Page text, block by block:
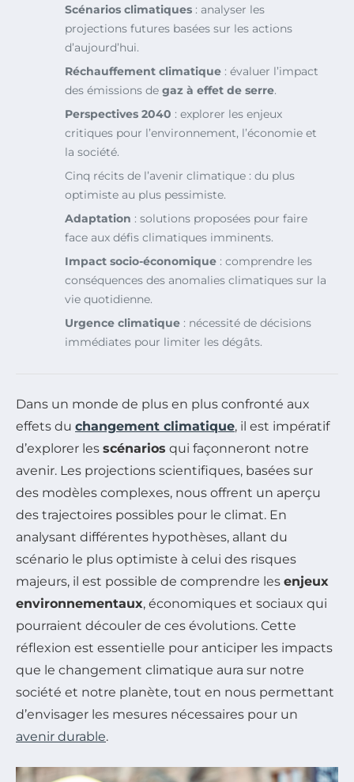
Scénarios climatiques : analyser les
projections futures basées sur les actions
d’aujourd’hui.
Réchauffement climatique : évaluer l’impact
des émissions de gaz à effet de serre.
Perspectives 2040 : explorer les enjeux
critiques pour l’environnement, l’économie et
la société.
Cinq récits de l’avenir climatique : du plus
optimiste au plus pessimiste.
Adaptation : solutions proposées pour faire
face aux défis climatiques imminents.
Impact socio-économique : comprendre les
conséquences des anomalies climatiques sur la
vie quotidienne.
Urgence climatique : nécessité de décisions
immédiates pour limiter les dégâts.
Dans un monde de plus en plus confronté aux
effets du changement climatique, il est impératif
d’explorer les scénarios qui façonneront notre
avenir. Les projections scientifiques, basées sur
des modèles complexes, nous offrent un aperçu
des trajectoires possibles pour le climat. En
analysant différentes hypothèses, allant du
scénario le plus optimiste à celui des risques
majeurs, il est possible de comprendre les enjeux
environnementaux, économiques et sociaux qui
pourraient découler de ces évolutions. Cette
réflexion est essentielle pour anticiper les impacts
que le changement climatique aura sur notre
société et notre planète, tout en nous permettant
d’envisager les mesures nécessaires pour un
avenir durable.